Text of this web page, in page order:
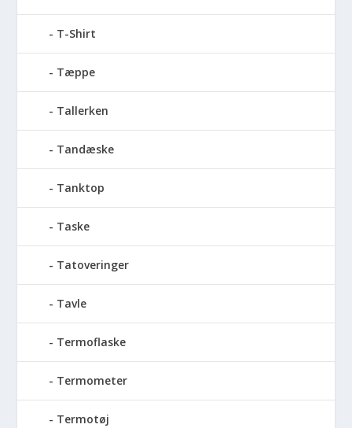
T-Shirt
Tæppe
Tallerken
Tandæske
Tanktop
Taske
Tatoveringer
Tavle
Termoflaske
Termometer
Termotøj